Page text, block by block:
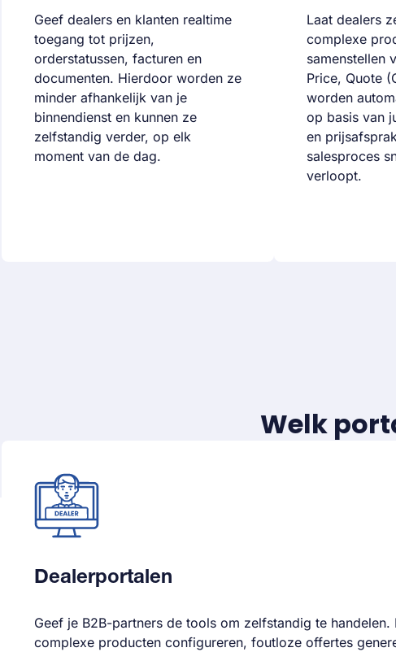
Geef dealers en klanten realtime
toegang tot prijzen,
orderstatussen, facturen en
documenten. Hierdoor worden ze
minder afhankelijk van je
binnendienst en kunnen ze
zelfstandig verder, op elk
moment van de dag.
Laat dealers
complexe
samenstellen
Price, Quote
worden
op basis van
en
salesproces
verloopt.
Welk
Dealerportalen
Geef je B2B-partners de tools om zelfstandig te handelen.
complexe producten configureren, foutloze offertes